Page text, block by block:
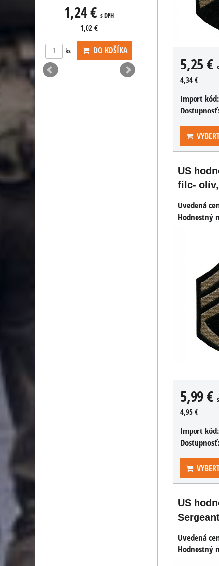
5,25 €
4,34 €
Import kód:
Dostupnosť:
US
filc-
Uvedená
Hodnostný
5,99 €
4,95 €
Import kód:
Dostupnosť:
US
Uvedená
Hodnostný
2,65 €